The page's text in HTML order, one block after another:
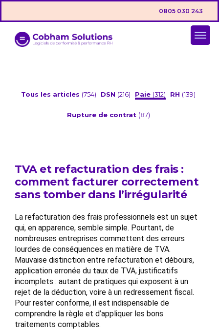
0805 030 243
Tous les articles (754) DSN (216) Paie (312) RH (139)
Rupture de contrat (87)
TVA et refacturation des frais :
comment facturer correctement
sans tomber dans l’irrégularité
La refacturation des frais professionnels est un sujet
qui, en apparence, semble simple. Pourtant, de
nombreuses entreprises commettent des erreurs
lourdes de conséquences en matière de TVA.
Mauvaise distinction entre refacturation et débours,
application erronée du taux de TVA, justificatifs
incomplets : autant de pratiques qui exposent à un
rejet de la déduction, voire à un redressement fiscal.
Pour rester conforme, il est indispensable de
comprendre la règle et d’appliquer les bons
traitements comptables.